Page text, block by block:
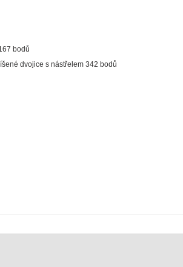
bodů
dvojice s nástřelem 342 bodů